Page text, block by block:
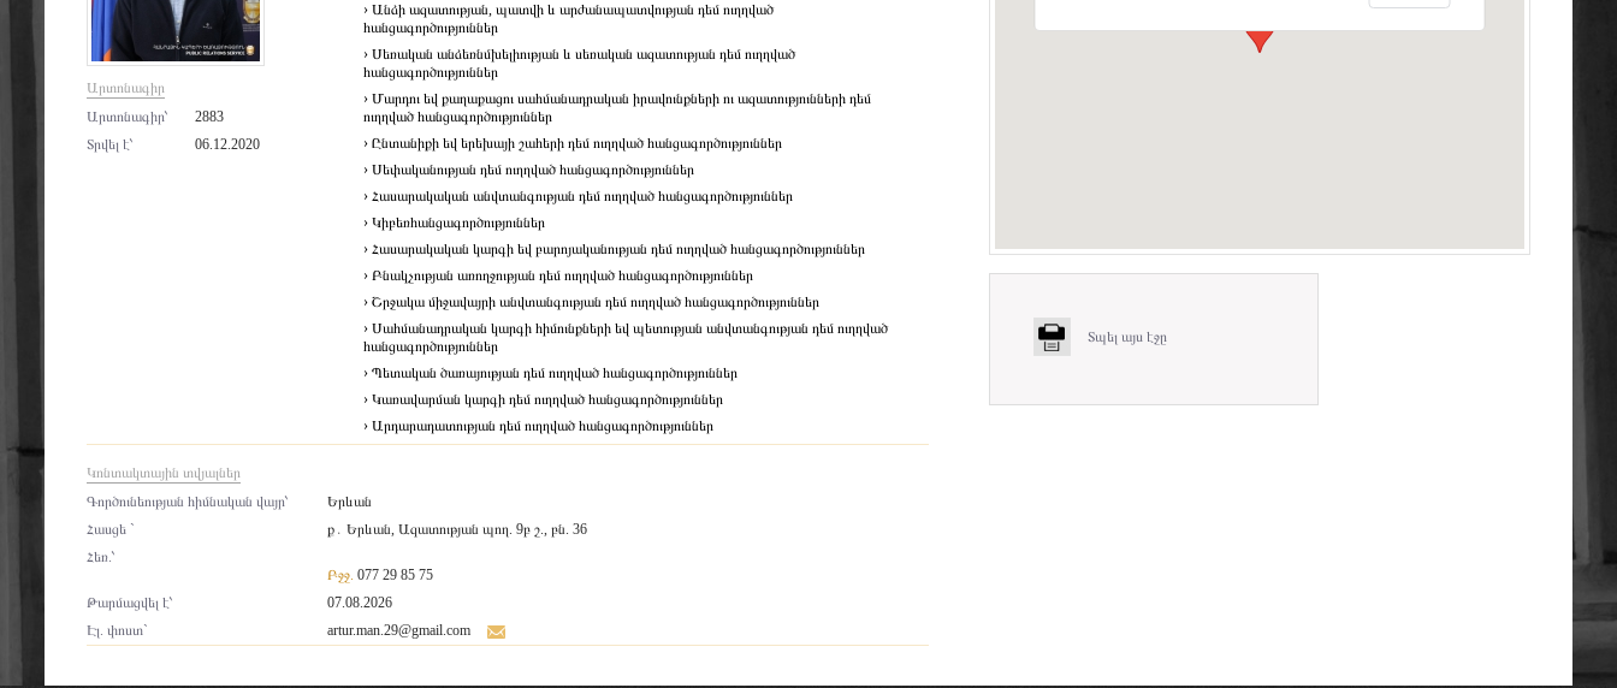
Արտոնագիր
Արտոնագիր՝
2883
Տրվել է՝
06.12.2020
› Անձի ազատության, պատվի և արժանապատվության դեմ ուղղված
հանցագործություններ
› Սեռական անձեռնմխելիության և սեռական ազատության դեմ ուղղված
հանցագործություններ
› Մարդու եվ քաղաքացու սահմանադրական իրավունքների ու ազատությունների դեմ
ուղղված հանցագործություններ
› Ընտանիքի եվ երեխայի շահերի դեմ ուղղված հանցագործություններ
› Սեփականության դեմ ուղղված հանցագործություններ
› Հասարակական անվտանգության դեմ ուղղված հանցագործություններ
› Կիբեռհանցագործություններ
› Հասարակական կարգի եվ բարոյականության դեմ ուղղված հանցագործություններ
› Բնակչության առողջության դեմ ուղղված հանցագործություններ
› Շրջակա միջավայրի անվտանգության դեմ ուղղված հանցագործություններ
› Սահմանադրական կարգի հիմունքների եվ պետության անվտանգության դեմ ուղղված
հանցագործություններ
› Պետական ծառայության դեմ ուղղված հանցագործություններ
› Կառավարման կարգի դեմ ուղղված հանցագործություններ
› Արդարադատության դեմ ուղղված հանցագործություններ
Կոնտակտային տվյալներ
Գործունեության հիմնական վայր՝
Երևան
Հասցե `
ք․ Երևան, Ազատության պող. 9բ շ., բն. 36
Հեռ.՝
Բջջ. 077 29 85 75
Թարմացվել է՝
07.08.2026
Էլ. փոստ`
artur.man.29@gmail.com
Տպել այս էջը